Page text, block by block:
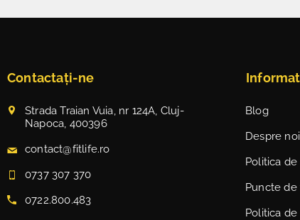
Contactați-ne
Strada Traian Vuia, nr 124A, Cluj-
Napoca, 400396
contact@fitlife.ro
0737 307 370
0722.800.483
Blog
Despre noi
Politica
Puncte
Politica